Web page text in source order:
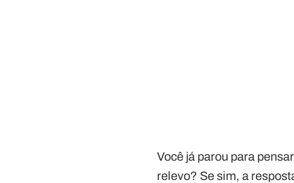
Você já parou para
relevo? Se sim, a